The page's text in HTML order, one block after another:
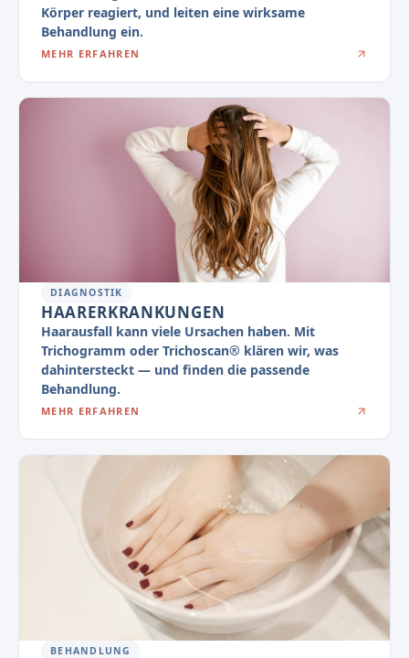
Körper reagiert, und leiten eine wirksame
Behandlung ein.
MEHR ERFAHREN
DIAGNOSTIK
HAARERKRANKUNGEN
Haarausfall kann viele Ursachen haben. Mit
Trichogramm oder Trichoscan® klären wir, was
dahintersteckt — und finden die passende
Behandlung.
MEHR ERFAHREN
BEHANDLUNG